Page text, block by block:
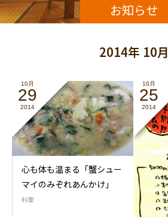
お知らせ
2014年 10月
10月
29
2014
心も体も温まる「蟹シュー
マイのみぞれあんかけ」
料理
10月
25
2014